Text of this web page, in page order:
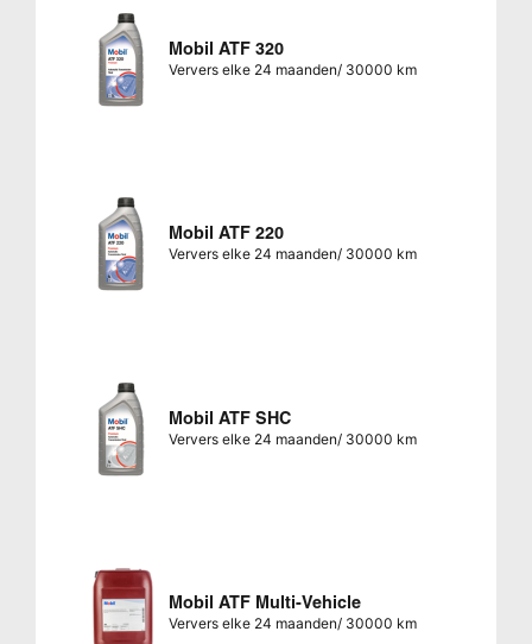
Mobil ATF 320
Ververs elke 24 maanden/ 30000 km
Mobil ATF 220
Ververs elke 24 maanden/ 30000 km
Mobil ATF SHC
Ververs elke 24 maanden/ 30000 km
Mobil ATF Multi-Vehicle
Ververs elke 24 maanden/ 30000 km